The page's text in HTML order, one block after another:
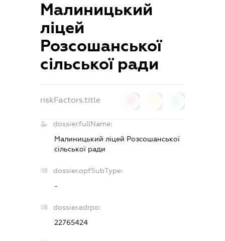
Малиницький
ліцей
Розсошанської
сільської ради
riskFactors.title
dossier.fullName:
Малиницький ліцей Розсошанської
сільської ради
dossier.opfSubType:
-
dossier.edrpo:
22765424